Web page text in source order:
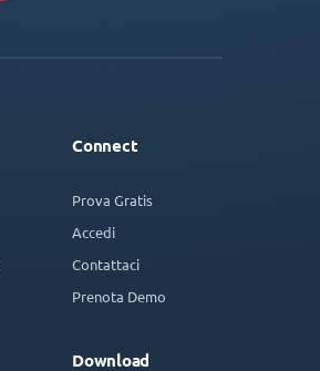
Connect
Prova Gratis
Accedi
Contattaci
Prenota Demo
Download